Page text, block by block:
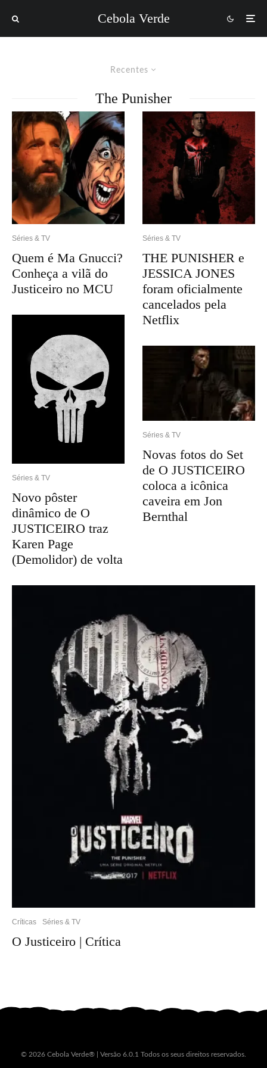
Cebola Verde
Recentes
The Punisher
Séries & TV
Quem é Ma Gnucci?
Conheça a vilã do
Justiceiro no MCU
Séries & TV
Novo pôster
dinâmico de O
JUSTICEIRO traz
Karen Page
(Demolidor) de volta
Séries & TV
THE PUNISHER e
JESSICA JONES
foram oficialmente
cancelados pela
Netflix
Séries & TV
Novas fotos do Set
de O JUSTICEIRO
coloca a icônica
caveira em Jon
Bernthal
Críticas Séries & TV
O Justiceiro | Crítica
© 2026 Cebola Verde® | Versão 6.0.1 Todos os seus direitos reservados.